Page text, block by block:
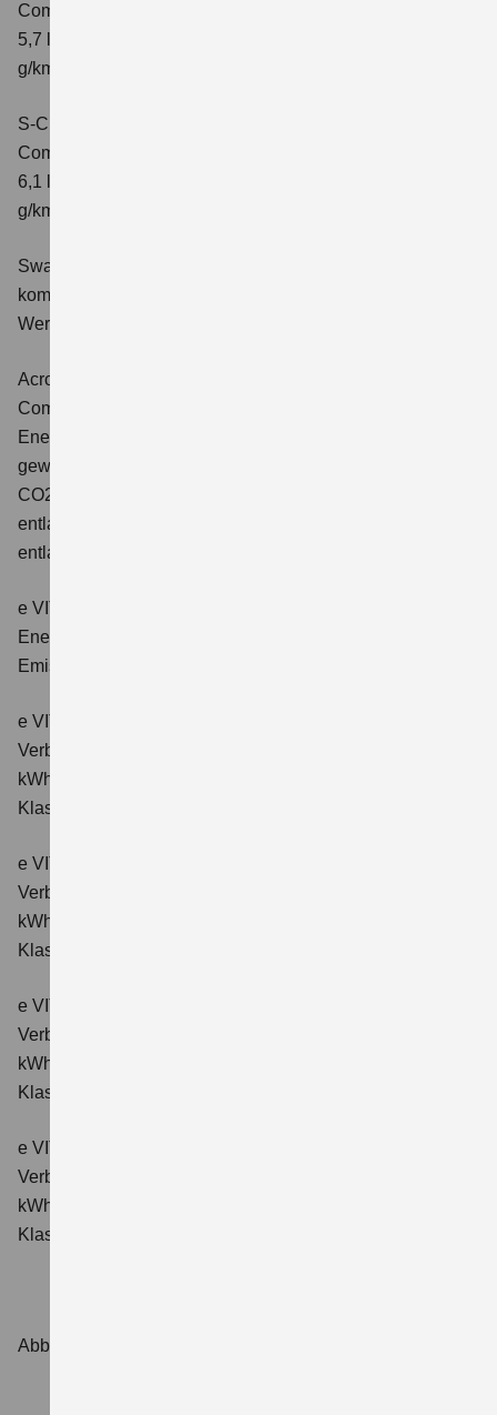
Comfort+
5,7 l/100 km; kombinierter Wert der CO2-Emission: 131
g/km; CO2-Klasse: D
S-Cross 1.4 BOOSTERJET HYBRID ALLGRIP AT
Comfort+
6,1 l/100 km; kombinierter Wert der CO2-Emission: 141
g/km; CO2-Klasse: E
Swace 1.8 HYBRID CVT Comfort+
kombinierter Energieverbrauch 4,5 l/100km; kombinierter
Wert der CO2-Emission: 102 g/km; CO2-Klasse: C.
Across 2.5 PLUG-IN HYBRID CVT
Comfort+
Energieverbrauch: 17,1kWh/100km plus 1,0 l/100 km;
gewichtet kombinierter Wert der CO2-Emission: 22 g/km;
CO2-Klasse: B; kombinierter Kraftstoffverbrauch bei
entladener Batterie: 6,6 l/100km; CO2-Klasse (bei
entladener Batterie): E.
e VITARA eAxle Club (49 kWh-Batterie)
Energieverbrauch kombiniert: 14,9 kWh/100km; CO₂-
Emissionen kombiniert: 0 g/km; CO₂-Klasse: A.
e VITARA eAxle Comfort (61 kWh-Batterie)
Verbrauchswerte: Energieverbrauch kombiniert: 15,1
kWh/100km; CO₂-Emissionen kombiniert: 0 g/km; CO₂-
Klasse: A.
e VITARA eAxle ALLGRIP-e Comfort (61 kWh-Batterie)
Verbrauchswerte: Energieverbrauch kombiniert: 16,6
kWh/100km; CO₂-Emissionen kombiniert: 0 g/km; CO₂-
Klasse: A.
e VITARA eAxle Comfort+ (61 kWh-Batterie)
Verbrauchswerte: Energieverbrauch kombiniert: 15,1
kWh/100km; CO₂-Emissionen kombiniert: 0 g/km; CO₂-
Klasse: A.
e VITARA eAxle ALLGRIP-e Comfort+ (61 kWh-Batterie)
Verbrauchswerte: Energieverbrauch kombiniert: 16,6
kWh/100 km; CO₂-Emissionen kombiniert: 0 g/km; CO₂-
Klasse: A.
Abbildungen zeigen Sonderausstattungen.